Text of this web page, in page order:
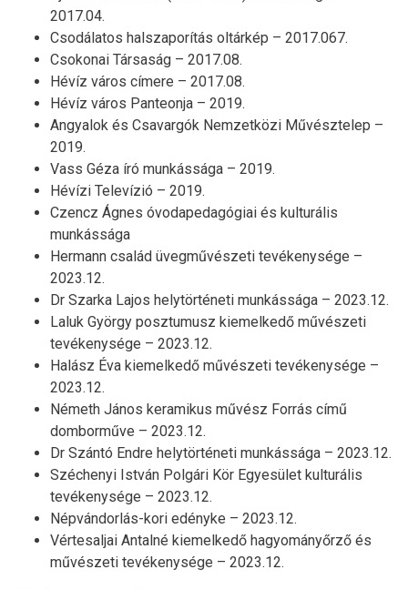
2017.04.
Csodálatos halszaporítás oltárkép – 2017.067.
Csokonai Társaság – 2017.08.
Hévíz város címere – 2017.08.
Hévíz város Panteonja – 2019.
Angyalok és Csavargók Nemzetközi Művésztelep –
2019.
Vass Géza író munkássága – 2019.
Hévízi Televízió – 2019.
Czencz Ágnes óvodapedagógiai és kulturális
munkássága
Hermann család üvegművészeti tevékenysége –
2023.12.
Dr Szarka Lajos helytörténeti munkássága – 2023.12.
Laluk György posztumusz kiemelkedő művészeti
tevékenysége – 2023.12.
Halász Éva kiemelkedő művészeti tevékenysége –
2023.12.
Németh János keramikus művész Forrás című
domborműve – 2023.12.
Dr Szántó Endre helytörténeti munkássága – 2023.12.
Széchenyi István Polgári Kör Egyesület kulturális
tevékenysége – 2023.12.
Népvándorlás-kori edényke – 2023.12.
Vértesaljai Antalné kiemelkedő hagyományőrző és
művészeti tevékenysége – 2023.12.